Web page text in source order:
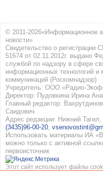
© 2011-2026«Информационное
новости»
Свидетельство о
51674 от 02.11.2012г. выдано
службой по надзору в сфере
информационных технологий и
коммуникаций (Роскомнадзор)
Учредитель: ООО «Радио-
Директор: Пудовкина Ирина
Главный редактор:
Саидович
Адрес редакции: Нижний Тагил,
(3435)96-00-20
Использовать материалы ИА
можно только с активной
первоисточник
Этот сайт использует файлы